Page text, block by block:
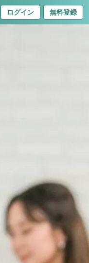
ログイン 無料登録